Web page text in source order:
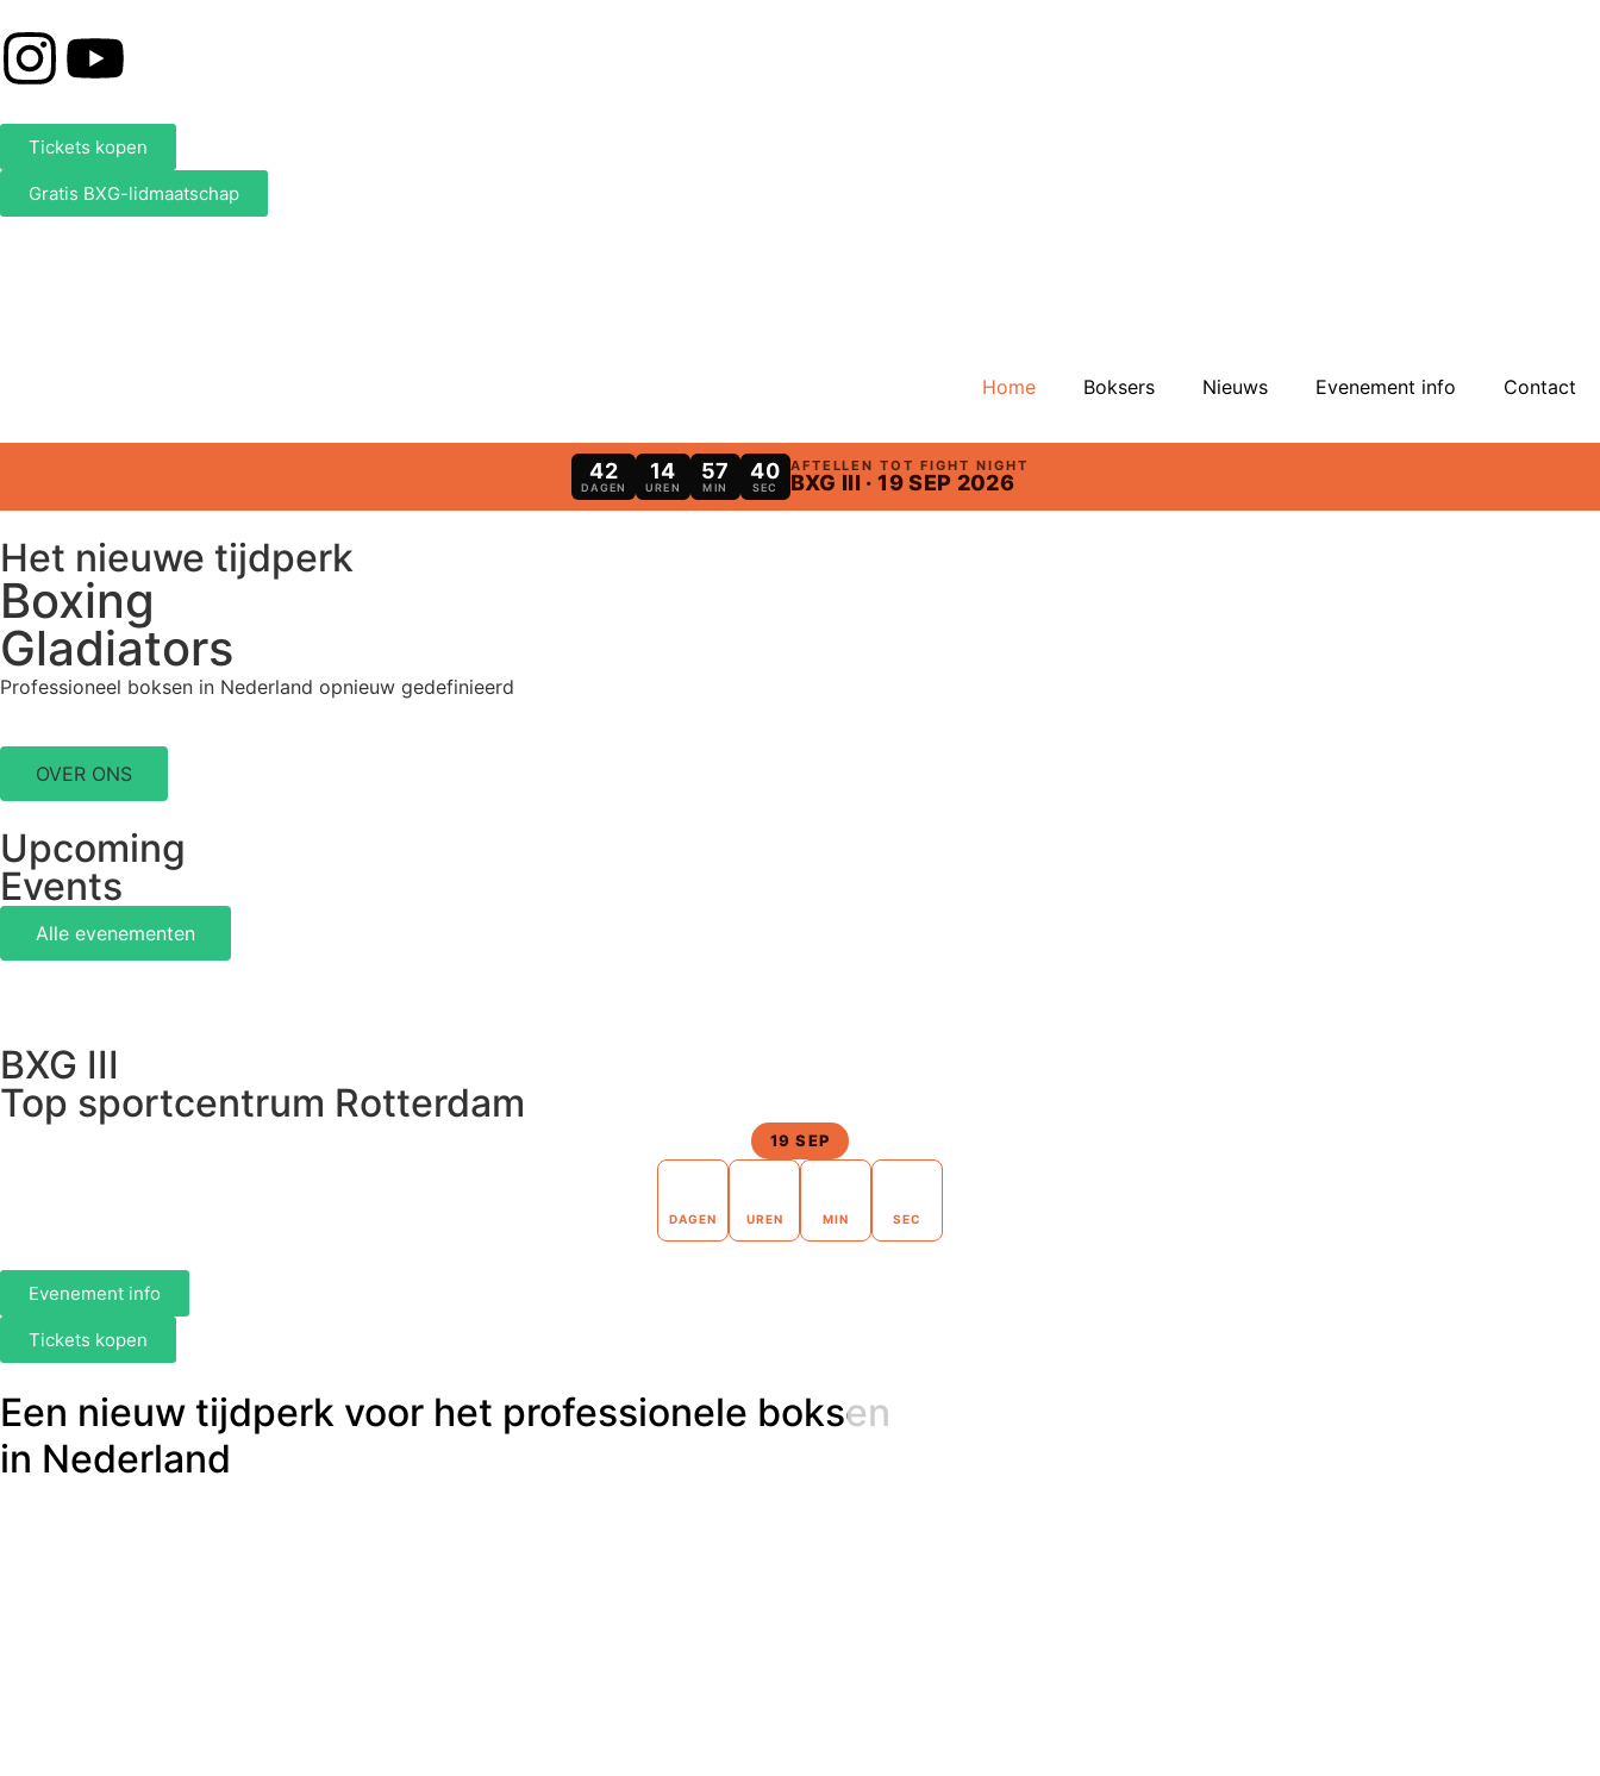
Tickets kopen
Gratis BXG-lidmaatschap
Home Boksers Nieuws Evenement info Contact
42
DAGEN
14
UREN
57
MIN
40
SEC
AFTELLEN TOT FIGHT NIGHT
BXG III · 19 SEP 2026
Het nieuwe tijdperk
Boxing
Gladiators
Professioneel boksen in Nederland opnieuw gedefinieerd
OVER ONS
Upcoming
Events
Alle evenementen
BXG III
Top sportcentrum Rotterdam
19 SEP
DAGEN UREN MIN SEC
Evenement info
Tickets kopen
Een nieuw tijdperk voor het professionele boksen
in Nederland